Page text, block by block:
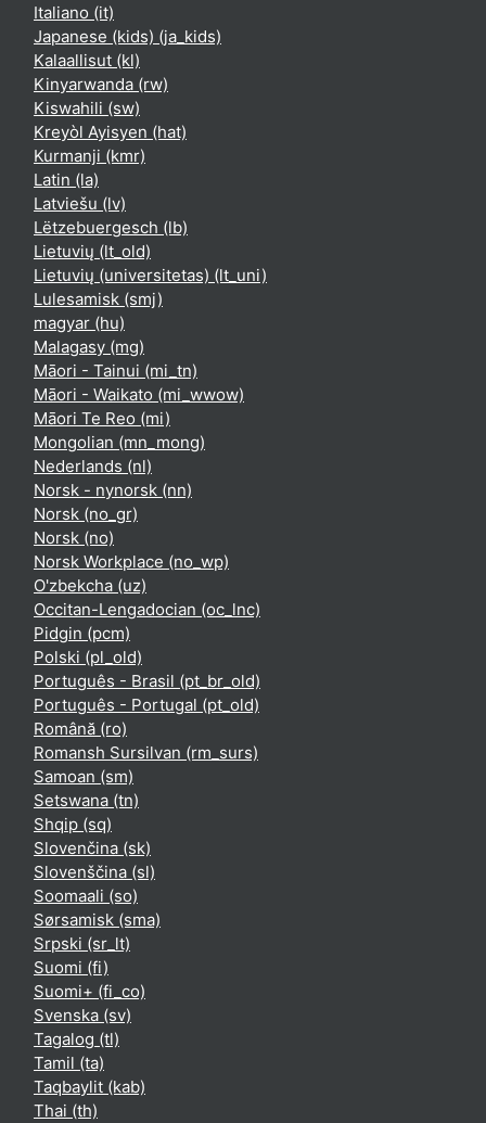
Italiano ‎(it)‎
Japanese (kids) ‎(ja_kids)‎
Kalaallisut ‎(kl)‎
Kinyarwanda ‎(rw)‎
Kiswahili ‎(sw)‎
Kreyòl Ayisyen ‎(hat)‎
Kurmanji ‎(kmr)‎
Latin ‎(la)‎
Latviešu ‎(lv)‎
Lëtzebuergesch ‎(lb)‎
Lietuvių ‎(lt_old)‎
Lietuvių (universitetas) ‎(lt_uni)‎
Lulesamisk ‎(smj)‎
magyar ‎(hu)‎
Malagasy ‎(mg)‎
Māori - Tainui ‎(mi_tn)‎
Māori - Waikato ‎(mi_wwow)‎
Māori Te Reo ‎(mi)‎
Mongolian ‎(mn_mong)‎
Nederlands ‎(nl)‎
Norsk - nynorsk ‎(nn)‎
Norsk ‎(no_gr)‎
Norsk ‎(no)‎
Norsk Workplace ‎(no_wp)‎
O'zbekcha ‎(uz)‎
Occitan-Lengadocian ‎(oc_lnc)‎
Pidgin ‎(pcm)‎
Polski ‎(pl_old)‎
Português - Brasil ‎(pt_br_old)‎
Português - Portugal ‎(pt_old)‎
Română ‎(ro)‎
Romansh Sursilvan ‎(rm_surs)‎
Samoan ‎(sm)‎
Setswana ‎(tn)‎
Shqip ‎(sq)‎
Slovenčina ‎(sk)‎
Slovenščina ‎(sl)‎
Soomaali ‎(so)‎
Sørsamisk ‎(sma)‎
Srpski ‎(sr_lt)‎
Suomi ‎(fi)‎
Suomi+ ‎(fi_co)‎
Svenska ‎(sv)‎
Tagalog ‎(tl)‎
Tamil ‎(ta)‎
Taqbaylit ‎(kab)‎
Thai ‎(th)‎